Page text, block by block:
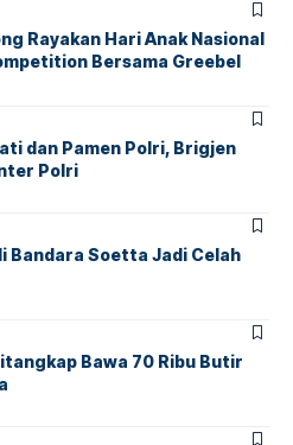
Rayakan Hari Anak Nasional
Bersama Greebel
dan Pamen Polri, Brigjen
Polri
Bandara Soetta Jadi Celah
Bawa 70 Ribu Butir